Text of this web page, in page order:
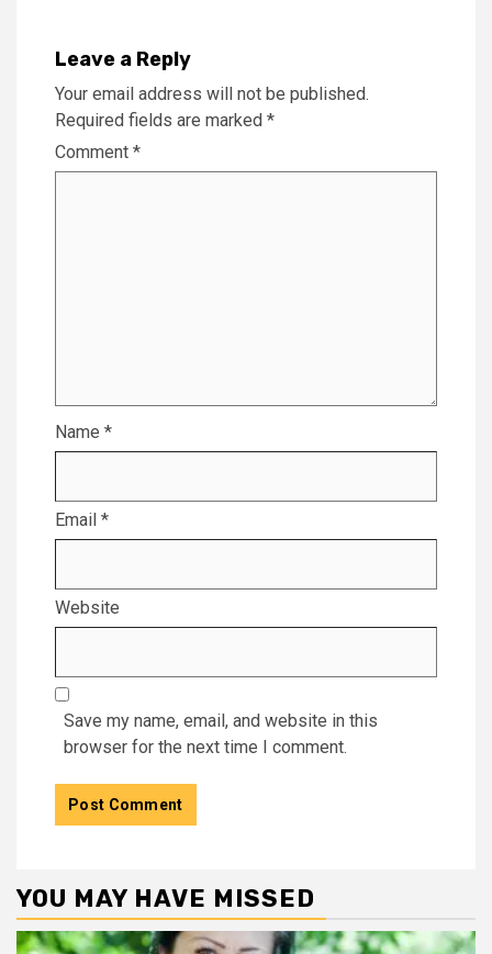
Leave a Reply
Your email address will not be published.
Required fields are marked *
Comment *
Name *
Email *
Website
Save my name, email, and website in this
browser for the next time I comment.
YOU MAY HAVE MISSED